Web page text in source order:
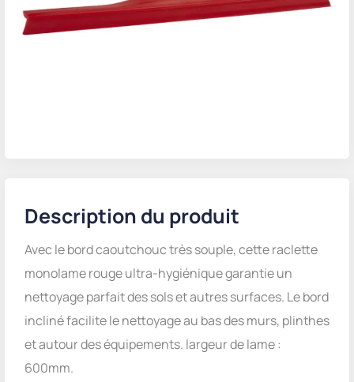
Description du produit
Avec le bord caoutchouc très souple, cette raclette
monolame rouge ultra-hygiénique garantie un
nettoyage parfait des sols et autres surfaces. Le bord
incliné facilite le nettoyage au bas des murs, plinthes
et autour des équipements. largeur de lame :
600mm.